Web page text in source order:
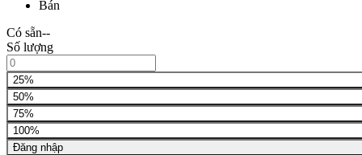
Bán
Có sẵn--
Số lượng
25%
50%
75%
100%
Đăng nhập